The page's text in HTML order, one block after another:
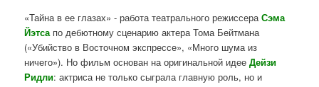
«Тайна в ее глазах» - работа театрального режиссераСэма
Йэтсапо дебютному сценарию актера Тома Бейтмана
(«Убийство в Восточном экспрессе», «Много шума из
ничего»). Но фильм основан на оригинальной идееДейзи
Ридли: актриса не только сыграла главную роль, но и